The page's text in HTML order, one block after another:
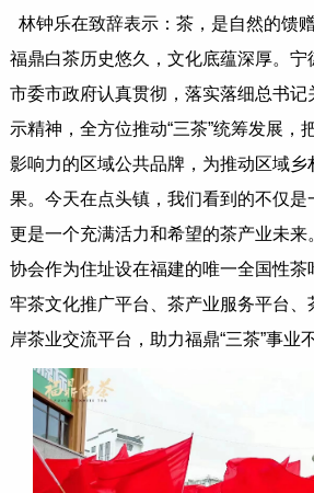
林钟乐在致辞表示：茶，是自然的馈
福鼎白茶历史悠久，文化底蕴深厚。宁
市委市政府认真贯彻，落实落细总书记
示精神，全方位推动“三茶”统筹发展，
影响力的区域公共品牌，为推动区域乡
果。今天在点头镇，我们看到的不仅是
更是一个充满活力和希望的茶产业未来
协会作为住址设在福建的唯一全国性茶
牢茶文化推广平台、茶产业服务平台、
岸茶业交流平台，助力福鼎“三茶”事业